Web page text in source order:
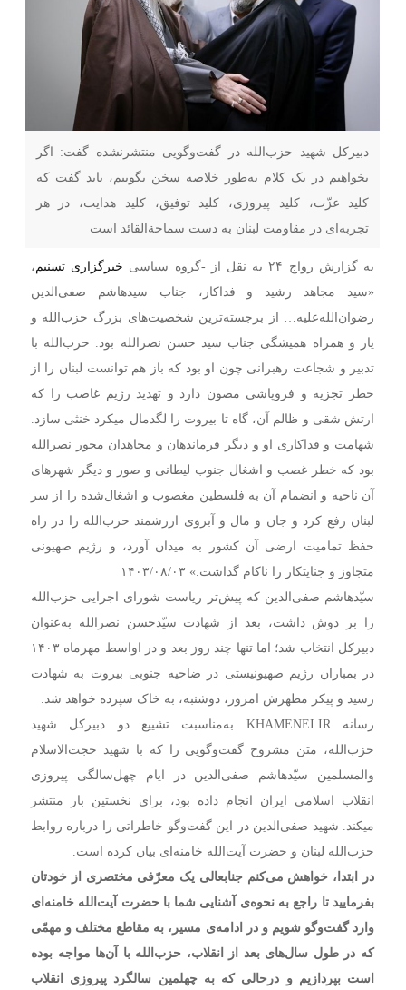
دبیرکل شهید حزب‌الله در گفت‌وگویی منتشرنشده گفت: اگر
بخواهیم در یک کلام به‌طور خلاصه سخن بگوییم، باید گفت که
کلید عزّت، کلید پیروزی، کلید توفیق، کلید هدایت، در هر
تجربه‌ای در مقاومت لبنان به دست سماحةالقائد است
به گزارش رواج ۲۴ به نقل از -گروه سیاسی خبرگزاری تسنیم،
«سید مجاهد رشید و فداکار، جناب سیدهاشم صفی‌الدین
رضوان‌الله‌علیه… از برجسته‌ترین شخصیت‌های بزرگ حزب‌الله و
یار و همراه همیشگی جناب سید حسن نصرالله بود. حزب‌الله با
تدبیر و شجاعت رهبرانی چون او بود که باز هم توانست لبنان را از
خطر تجزیه و فروپاشی مصون دارد و تهدید رژیم غاصب را که
ارتش شقی و ظالم آن، گاه تا بیروت را لگدمال میکرد خنثی سازد.
شهامت و فداکاری او و دیگر فرماندهان و مجاهدان محور نصرالله
بود که خطر غصب و اشغال جنوب لیطانی و صور و دیگر شهرهای
آن ناحیه و انضمام آن به فلسطین مغصوب و اشغال‌شده را از سر
لبنان رفع کرد و جان و مال و آبروی ارزشمند حزب‌الله را در راه
حفظ تمامیت ارضی آن کشور به میدان آورد، و رژیم صهیونی
متجاوز و جنایتکار را ناکام گذاشت.» ۱۴۰۳/۰۸/۰۳
سیّدهاشم صفی‌الدین که پیش‌تر ریاست شورای اجرایی حزب‌الله
را بر دوش داشت، بعد از شهادت سیّدحسن نصرالله به‌عنوان
دبیرکل انتخاب شد؛ اما تنها چند روز بعد و در اواسط مهرماه ۱۴۰۳
در بمباران رژیم صهیونیستی در ضاحیه جنوبی بیروت به شهادت
رسید و پیکر مطهرش امروز، دوشنبه، به خاک سپرده خواهد شد.
رسانه KHAMENEI.IR به‌مناسبت تشییع دو دبیرکل شهید
حزب‌الله، متن مشروح گفت‌وگویی را که با شهید حجت‌الاسلام
والمسلمین سیّدهاشم صفی‌الدین در ایام چهل‌سالگی پیروزی
انقلاب اسلامی ایران انجام داده بود، برای نخستین بار منتشر
میکند. شهید صفی‌الدین در این گفت‌وگو خاطراتی را درباره روابط
حزب‌الله لبنان و حضرت آیت‌الله خامنه‌اى بیان کرده است.
در ابتدا، خواهش می‌کنم جنابعالی یک معرّفی مختصری از خودتان
بفرمایید تا راجع به نحوه‌ی آشنایی شما با حضرت آیت‌الله خامنه‌ای
وارد گفت‌و‌گو شویم و در ادامه‌ی مسیر، به مقاطع مختلف و مهمّی
که در طول سال‌های بعد از انقلاب، حزب‌الله با آن‌ها مواجه بوده
است بپردازیم و در‌حالی که به چهلمین سالگرد پیروزی انقلاب